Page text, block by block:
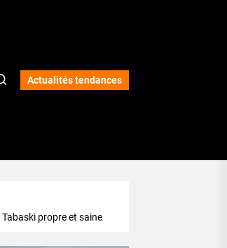
Actualités tendances
propre et saine